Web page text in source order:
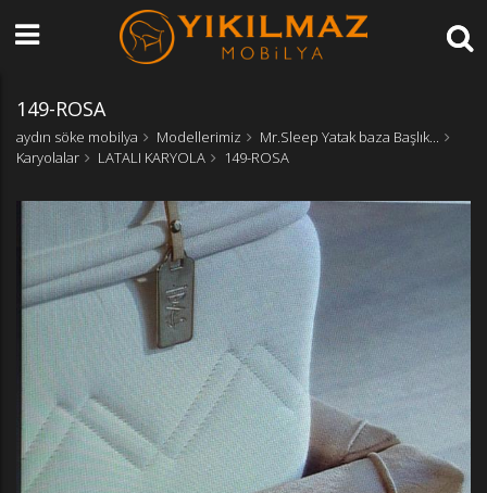
149-ROSA
aydın söke mobilya Modellerimiz
Mr.Sleep Yatak baza Başlık...
Karyolalar
LATALI KARYOLA 149-ROSA